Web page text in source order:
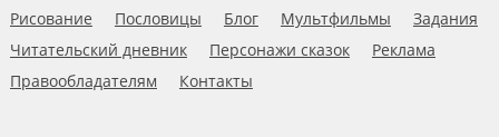
Рисование
Пословицы Блог Мультфильмы
Задания
Читательский дневник
Персонажи сказок
Реклама
Правообладателям
Контакты